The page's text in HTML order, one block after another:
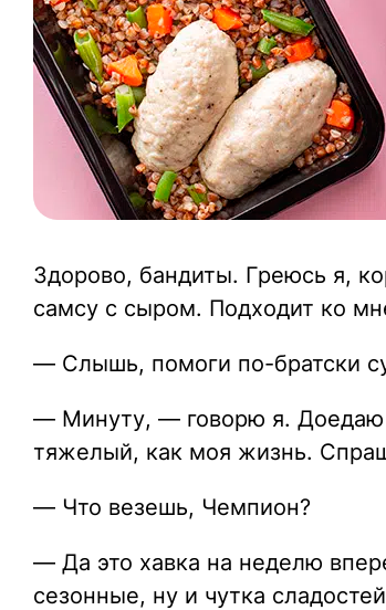
Здорово, бандиты. Греюсь я,
самсу с сыром. Подходит ко
— Слышь, помоги по-братски
— Минуту, — говорю я. Доедаю
тяжелый, как моя жизнь.
— Что везешь, Чемпион?
— Да это хавка на неделю
сезонные, ну и чутка